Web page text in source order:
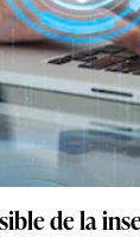
de la